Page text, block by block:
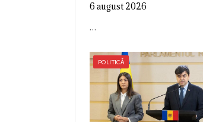
6 august 2026
…
POLITICĂ